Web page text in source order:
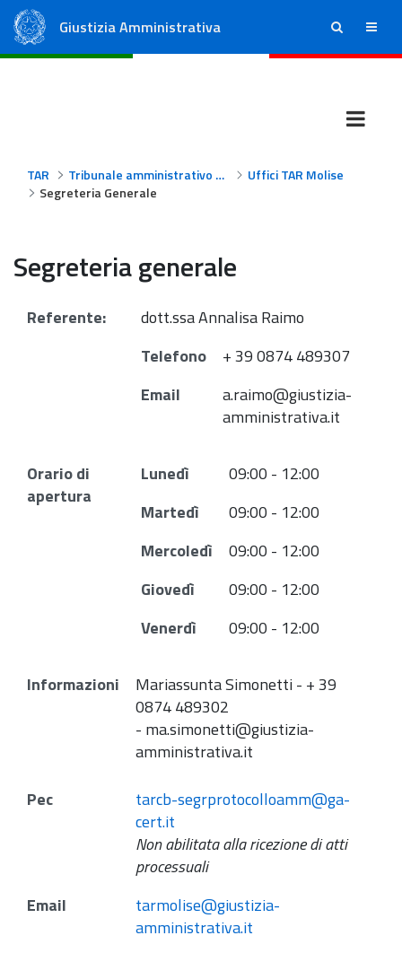
Giustizia Amministrativa ricerca menu
TAR Tribunale amministrativo regionale per il Molise
Uffici TAR Molise
Segreteria Generale
Segreteria generale
Referente: dott.ssaAnnalisa Raimo
Telefono
+ 39 0874 489307
Email
a.raimo@giustizia-
amministrativa.it
Orario di
apertura
Lunedì
09:00 - 12:00
Martedì
09:00 - 12:00
Mercoledì
09:00 - 12:00
Giovedì
09:00 - 12:00
Venerdì
09:00 - 12:00
Informazioni
Mariassunta Simonetti - + 39
0874 489302
- ma.simonetti@giustizia-
amministrativa.it
Pec
tarcb-segrprotocolloamm@ga-
cert.it
Non abilitata alla ricezione di atti
processuali
Email
tarmolise@giustizia-
amministrativa.it